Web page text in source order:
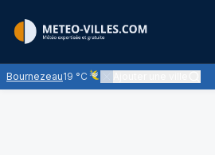
Bournezeau19 °C
Ciel voilé par des nuages